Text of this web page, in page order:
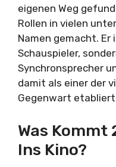
eigenen Weg
Rollen in vielen
Namen gemacht. Er
Schauspieler,
Synchronsprecher
damit als einer der
Gegenwart
Was Kommt
Ins Kino?